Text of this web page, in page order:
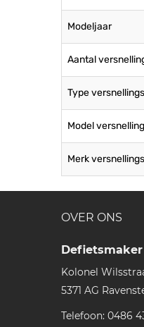
Modeljaar
Aantal
Type
Model
Merk
OVER ONS
Defietsmaker
Kolonel
5371 AG
Telefoon: 0486